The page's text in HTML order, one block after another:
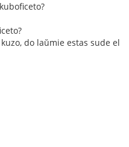
do laŭmie estas sude el